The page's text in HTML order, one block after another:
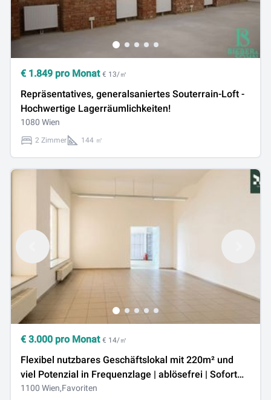
€ 1.849 pro Monat € 13/㎡
Repräsentatives, generalsaniertes Souterrain-Loft -
Hochwertige Lagerräumlichkeiten!
1080 Wien
2 Zimmer 144 ㎡
€ 3.000 pro Monat € 14/㎡
Flexibel nutzbares Geschäftslokal mit 220m² und
viel Potenzial in Frequenzlage | ablösefrei | Sofort
verfügbar
1100 Wien,Favoriten